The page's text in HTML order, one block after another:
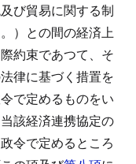
び貿易に関する制
）との間の経済上
約束であつて、そ
律に基づく措置を
で定めるものをい
該経済連携協定の
令で定めるところ